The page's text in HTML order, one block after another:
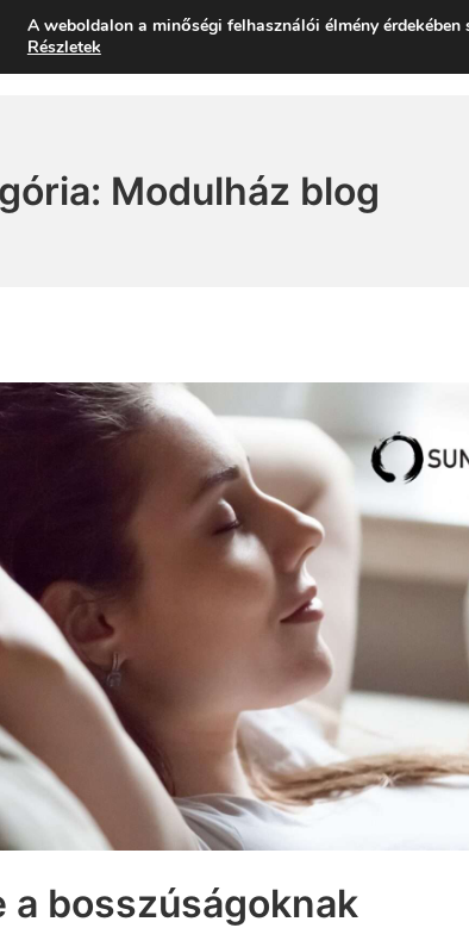
Modulház blog
a bosszúságoknak
A weboldalon a minőségi felhasználói élmény
Részletek